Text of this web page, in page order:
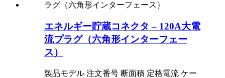
エネルギー貯蔵コネクタ – 120A大電
流プラグ（六角形インターフェー
ス）
製品モデル 注文番号 断面積 定格電流 ケー